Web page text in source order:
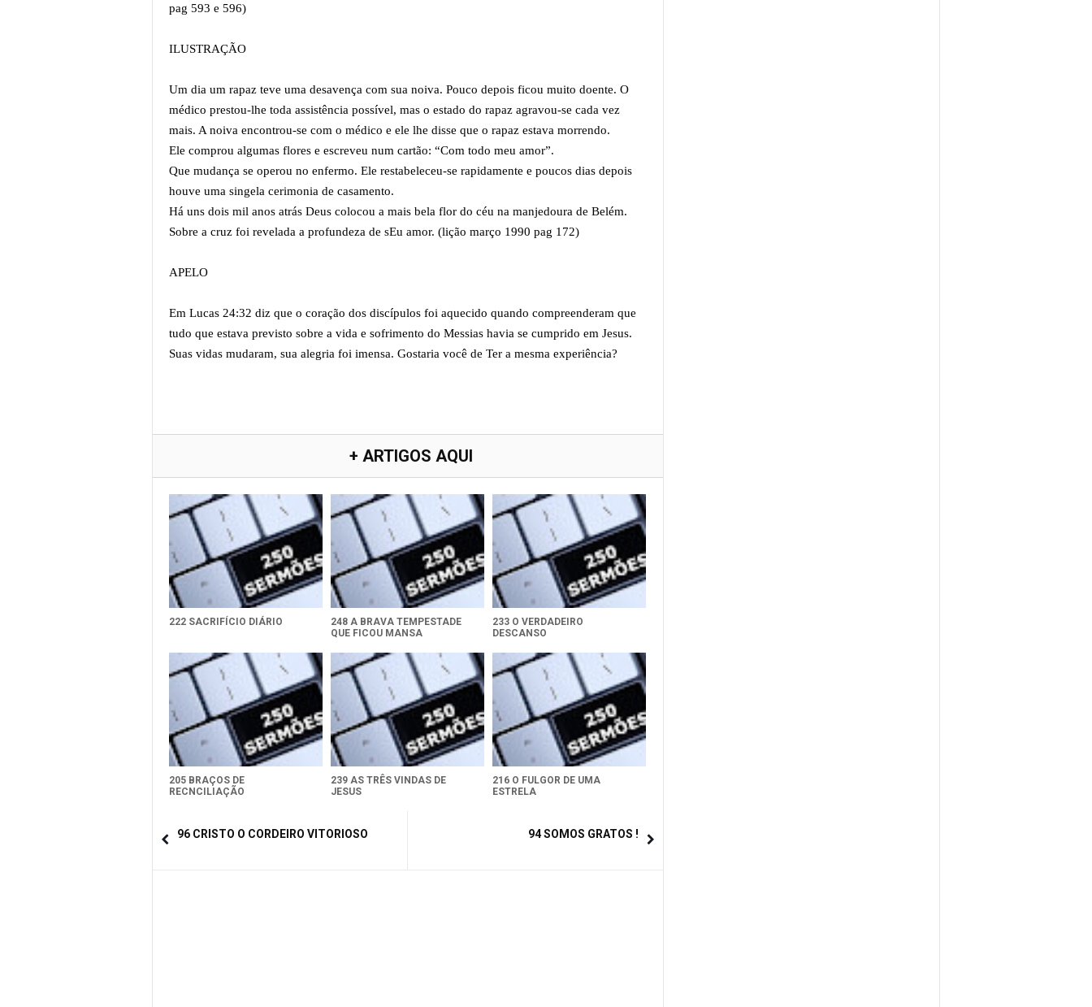
pag 593 e 596)
ILUSTRAÇÃO
Um dia um rapaz teve uma desavença com sua noiva. Pouco depois ficou muito doente. O
médico prestou-lhe toda assistência possível, mas o estado do rapaz agravou-se cada vez
mais. A noiva encontrou-se com o médico e ele lhe disse que o rapaz estava morrendo.
Ele comprou algumas flores e escreveu num cartão: “Com todo meu amor”.
Que mudança se operou no enfermo. Ele restabeleceu-se rapidamente e poucos dias depois
houve uma singela cerimonia de casamento.
Há uns dois mil anos atrás Deus colocou a mais bela flor do céu na manjedoura de Belém.
Sobre a cruz foi revelada a profundeza de sEu amor. (lição março 1990 pag 172)
APELO
Em Lucas 24:32 diz que o coração dos discípulos foi aquecido quando compreenderam que
tudo que estava previsto sobre a vida e sofrimento do Messias havia se cumprido em Jesus.
Suas vidas mudaram, sua alegria foi imensa. Gostaria você de Ter a mesma experiência?
+ ARTIGOS AQUI
222 SACRIFÍCIO DIÁRIO
248 A BRAVA TEMPESTADE
QUE FICOU MANSA
233 O VERDADEIRO
DESCANSO
205 BRAÇOS DE
RECNCILIAÇÃO
239 AS TRÊS VINDAS DE
JESUS
216 O FULGOR DE UMA
ESTRELA
96 CRISTO O CORDEIRO VITORIOSO 94 SOMOS GRATOS !